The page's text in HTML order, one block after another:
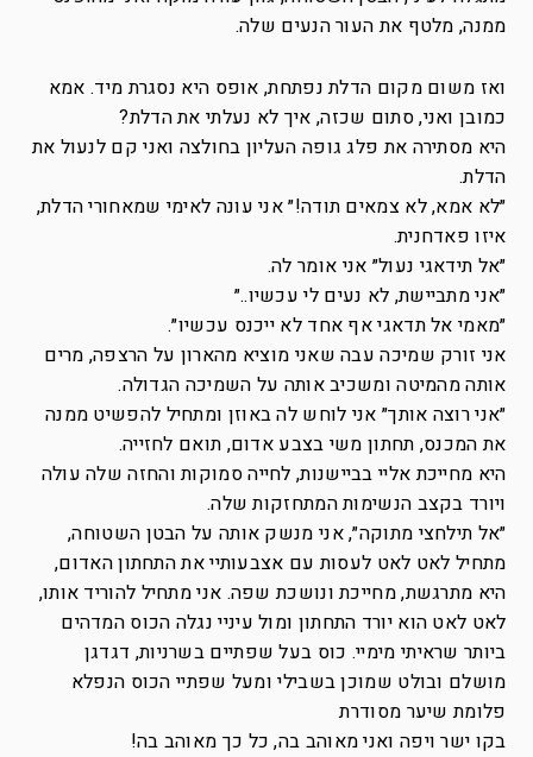
ממנה, מלטף את העור הנעים שלה.
ואז משום מקום הדלת נפתחת, אופס היא נסגרת מיד. אמא
כמובן ואני, סתום שכזה, איך לא נעלתי את הדלת?
היא מסתירה את פלג גופה העליון בחולצה ואני קם לנעול את
הדלת.
״לא אמא, לא צמאים תודה!״ אני עונה לאימי שמאחורי הדלת,
איזו פאדחנית.
״אל תידאגי נעול״ אני אומר לה.
״אני מתביישת, לא נעים לי עכשיו..״
״מאמי אל תדאגי אף אחד לא ייכנס עכשיו״.
אני זורק שמיכה עבה שאני מוציא מהארון על הרצפה, מרים
אותה מהמיטה ומשכיב אותה על השמיכה הגדולה.
״אני רוצה אותך״ אני לוחש לה באוזן ומתחיל להפשיט ממנה
את המכנס, תחתון משי בצבע אדום, תואם לחזייה.
היא מחייכת אליי בביישנות, לחייה סמוקות והחזה שלה עולה
ויורד בקצב הנשימות המתחזקות שלה.
״אל תילחצי מתוקה״, אני מנשק אותה על הבטן השטוחה,
מתחיל לאט לאט לעסות עם אצבעותיי את התחתון האדום,
היא מתרגשת, מחייכת ונושכת שפה. אני מתחיל להוריד אותו,
לאט לאט הוא יורד התחתון ומול עיניי נגלה הכוס המדהים
ביותר שראיתי מימיי. כוס בעל שפתיים בשרניות, דגדגן
מושלם ובולט שמוכן בשבילי ומעל שפתיי הכוס הנפלא
פלומת שיער מסודרת
בקו ישר ויפה ואני מאוהב בה, כל כך מאוהב בה!